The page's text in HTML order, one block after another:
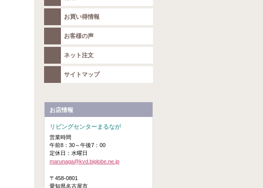
お買い得情報
お客様の声
ネット注文
サイトマップ
お店情報
リビングセンターまるなが
営業時間
午前8：30～午後7：00
定休日：水曜日
marunaga@kvd.biglobe.ne.jp
〒458-0801
愛知県名古屋市